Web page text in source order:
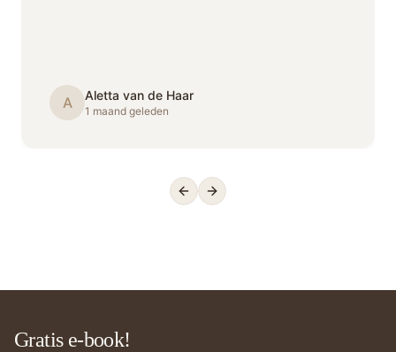
A Aletta van de Haar
1 maand geleden
Previous slide
Next slide
Gratis e-book!